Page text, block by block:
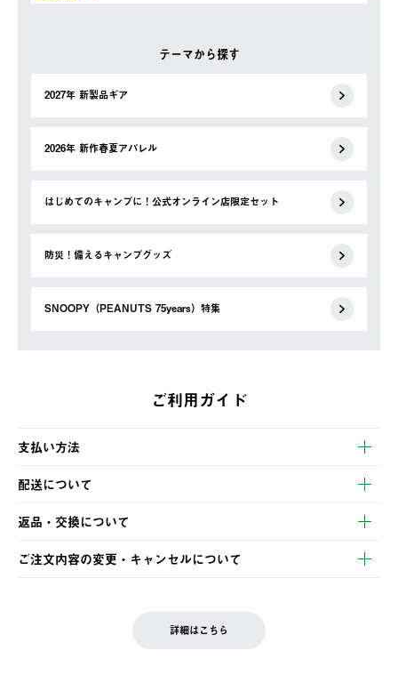
テーマから探す
2027年 新製品ギア
2026年 新作春夏アパレル
はじめてのキャンプに！公式オンライン店限定セット
防災！備えるキャンプグッズ
SNOOPY（PEANUTS 75years）特集
ご利用ガイド
支払い方法
以下のいずれかの方法でお支払いいただけます。
・クレジットカード決済
・コンビニ決済
・Pay-easy決済
配送について
【発送スケジュール】
ご注文・ご入金完了より2営業日以内に商品を発送いたします。
土日祝の発送はございませんので、木曜日以降のご注文は週明け
の発送となる場合がございます。
返品・交換について
※お客様都合の場合
お客様都合の返品にかかる送料は、お客様ご負担とさせていただ
ご注文内容の変更・キャンセルについて
LOGOS FAMILY会員の方は、会員マイページ内 購入履歴画面に
詳細はこちら